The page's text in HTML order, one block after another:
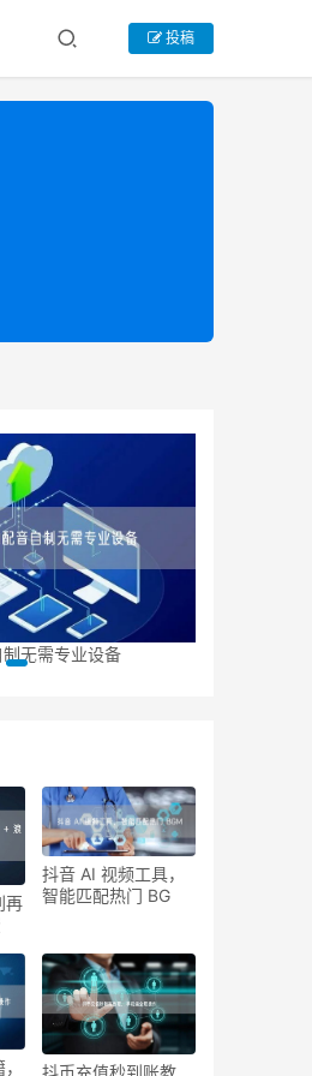
投稿
无需专业设备
再
抖音 AI 视频工具，
智能匹配热门 BG
抖币充值秒到账教